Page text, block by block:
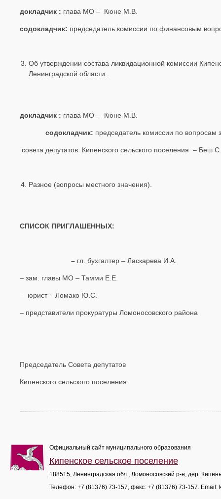
докладчик : глава МО – Кюне М.В.
содокладчик: председатель комиссии по финансовым
Об утверждении состава ликвидационной комиссии
Ленинградской области .
докладчик : глава МО – Кюне М.В.
содокладчик: председатель комиссии по вопросам
совета депутатов Кипенского сельского поселения – Беш
Разное (вопросы местного значения).
СПИСОК ПРИГЛАШЕННЫХ:
– гл. бухгалтер – Ласкарева И.А.
– зам. главы МО – Тамми Е.Е.
– юрист – Ломако Ю.С.
– представители прокуратуры Ломоносовского района
Председатель Совета депутатов
Кипенского сельского
Официальный сайт муниципального образования
Кипенское сельское поселение
188515, Ленинградская обл., Ломоносовский р-н, дер.
Телефон: +7 (81376) 73-157, факс: +7 (81376) 73-157. Email: